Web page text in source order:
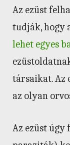
Az ezüst
tudják, hogy
lehet egyes
társaikat. Az
az olyan
Az ezüst